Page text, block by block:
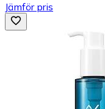
Jämför pris